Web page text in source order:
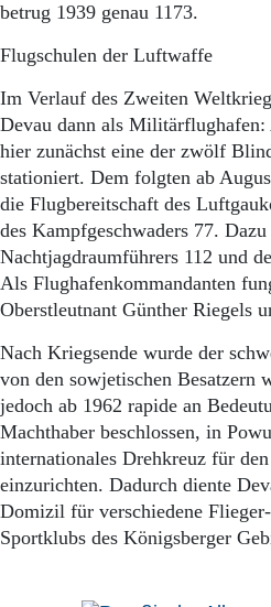
betrug 1939 genau 1173.
Flugschulen der Luftwaffe
Im Verlauf des Zweiten
Devau dann als
hier zunächst eine der zwölf
stationiert. Dem folgten ab
die Flugbereitschaft des
des Kampfgeschwaders 77.
Nachtjagdraumführers 112 und
Als Flughafenkommandanten
Oberstleutnant Günther Riegels
Nach Kriegsende wurde der
von den sowjetischen Besatzern
jedoch ab 1962 rapide an
Machthaber beschlossen, in
internationales Drehkreuz für
einzurichten. Dadurch diente
Domizil für verschiedene
Sportklubs des Königsberger